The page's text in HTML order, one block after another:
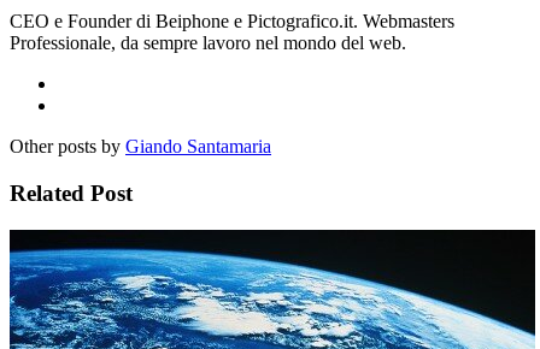
CEO e Founder di Beiphone e Pictografico.it. Webmasters
Professionale, da sempre lavoro nel mondo del web.
Other posts by Giando Santamaria
Related Post